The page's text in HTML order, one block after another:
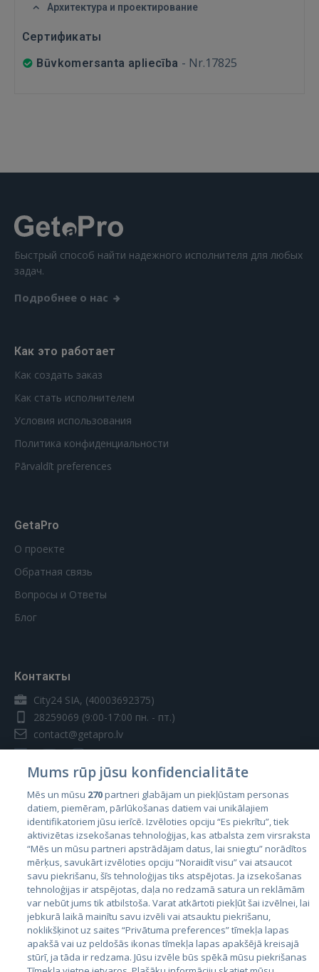
Архитектура и проектирование
Сертификаты
Būvkomersanta apliecība - Nr.17825
Быстрый способ найти надежного исполнителя для любых
задач.
Подробнее о нас
Как это работает
Как создать заказ
Как стать исполнителем
Условия использования
Политика конфиденциальности
Pārvaldīt preferences
GetaPro
О проекте
Обратная связь
Вопросы и Ответы
Блог
Контакты
City24 SIA, (40003692375)
28259069 (9:00-17:00 пн. - пт.)
contact@getapro.lv
Страны
Эстония
Латвия
Литва
Mums rūp jūsu konfidencialitāte
Mēs un mūsu 270partneri glabājam un piekļūstam personas
datiem, piemēram, pārlūkošanas datiem vai unikālajiem
identifikatoriem jūsu ierīcē. Izvēloties opciju “Es piekrītu”, tiek
aktivizētas izsekošanas tehnoloģijas, kas atbalsta zem virsraksta
“Mēs un mūsu partneri apstrādājam datus, lai sniegtu” norādītos
mērķus, savukārt izvēloties opciju “Noraidīt visu” vai atsaucot
savu piekrišanu, šīs tehnoloģijas tiks atspējotas. Ja izsekošanas
tehnoloģijas ir atspējotas, daļa no redzamā satura un reklāmām
var nebūt jums tik atbilstoša. Varat atkārtoti piekļūt šai izvēlnei, lai
jebkurā laikā mainītu savu izvēli vai atsauktu piekrišanu,
noklikšķinot uz saites “Privātuma preferences” tīmekļa lapas
apakšā vai uz peldošās ikonas tīmekļa lapas apakšējā kreisajā
stūrī, ja tāda ir redzama. Jūsu izvēle būs spēkā mūsu piekrišanas